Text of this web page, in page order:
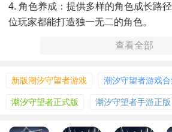
4. 角色养成：提供多样的角色成长路
位玩家都能打造独一无二的角色。
查看全部
新版潮汐守望者游戏 潮汐守望者游戏
潮汐守望者正式版 潮汐守望者手游正版